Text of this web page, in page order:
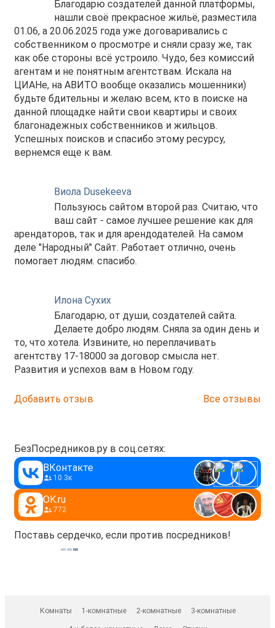
Благодарю создателей данной платформы,
нашли своё прекрасное жильё, разместила
01.06, а 20.06.2025 года уже договаривались с
собственником о просмотре и сняли сразу же, так
как обе стороны всё устроило. Чудо, без комиссий
агентам и не понятным агентствам. Искала на
ЦИАНе, на АВИТО вообще оказались мошенники)
будьте бдительны и желаю всем, кто в поиске на
данной площадке найти свои квартиры и своих
благонадежных собственников и жильцов.
Успешных поисков и спасибо этому ресурсу,
вернемся еще к вам.
Виола Dusekeeva
Пользуюсь сайтом второй раз. Считаю, что
ваш сайт - самое лучшее решение как для
арендаторов, так и для арендодателей. На самом
деле "Народный" Сайт. Работает отлично, очень
помогает людям. спасибо.
Илона Сухих
Благодарю, от души, создателей сайта.
Делаете добро людям. Сняла за один день и
то, что хотела. Извините, но переплачивать
агентству 17-18000 за договор смысла нет.
Развития и успехов вам в Новом году.
Добавить отзыв Все отзывы
БезПосредников.ру в соц.сетях:
ВКонтакте
10.3к
OK.ru
772
Поставь сердечко, если против посредников!
Комнаты 1-комнатные 2-комнатные 3-комнатные